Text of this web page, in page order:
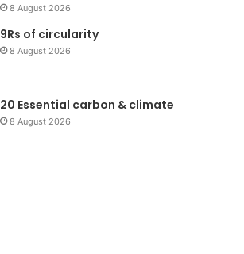
8 August 2026
9Rs of circularity
8 August 2026
20 Essential carbon & climate
8 August 2026